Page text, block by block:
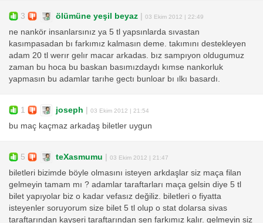
3 ölümüne yeşil beyaz | 03 Ekim 2012 | 22:49
ne nankör insanlarsınız ya 5 tl yapsınlarda sıvastan
kasımpasadan bı farkımız kalmasın deme. takımını destekleyen
adam 20 tl werır gelır macar arkadas. bız sampıyon oldugumuz
zaman bu hoca bu baskan basımızdaydı kımse nankorluk
yapmasın bu adamlar tarıhe gectı bunloar bı ılkı basardı.
1 joseph | 03 Ekim 2012 | 21:54
bu maç kaçmaz arkadaş biletler uygun
5 teXasmumu | 03 Ekim 2012 | 21:47
biletleri bizimde böyle olmasını isteyen arkdaşlar siz maça filan
gelmeyin tamam mı ? adamlar taraftarları maça gelsin diye 5 tl
bilet yapıyolar biz o kadar vefasız değiliz. biletleri o fiyatta
isteyenler soruyorum size bilet 5 tl olup o stat dolarsa sivas
taraftarından kayseri taraftarından sen farkımız kalır. gelmeyin siz